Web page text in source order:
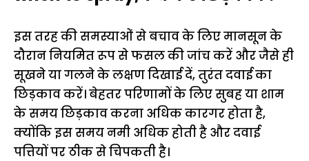
इस तरह की समस्याओं से बचाव के लिए मानसून के
दौरान नियमित रूप से फसल की जांच करें और जैसे ही
सूखने या गलने के लक्षण दिखाई दें, तुरंत दवाई का
छिड़काव करें। बेहतर परिणामों के लिए सुबह या शाम
के समय छिड़काव करना अधिक कारगर होता है,
क्योंकि इस समय नमी अधिक होती है और दवाई
पत्तियों पर ठीक से चिपकती है।